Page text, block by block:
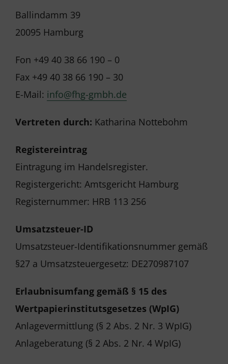
Ballindamm 39
20095 Hamburg
Fon +49 40 38 66 190 – 0
Fax +49 40 38 66 190 – 30
E-Mail: info@fhg-gmbh.de
Vertreten durch: Katharina Nottebohm
Registereintrag
Eintragung im Handelsregister.
Registergericht: Amtsgericht Hamburg
Registernummer: HRB 113 256
Umsatzsteuer-ID
Umsatzsteuer-Identifikationsnummer gemäß
§27 a Umsatzsteuergesetz: DE270987107
Erlaubnisumfang gemäß § 15 des
Wertpapierinstitutsgesetzes (WpIG)
Anlagevermittlung (§ 2 Abs. 2 Nr. 3 WpIG)
Anlageberatung (§ 2 Abs. 2 Nr. 4 WpIG)